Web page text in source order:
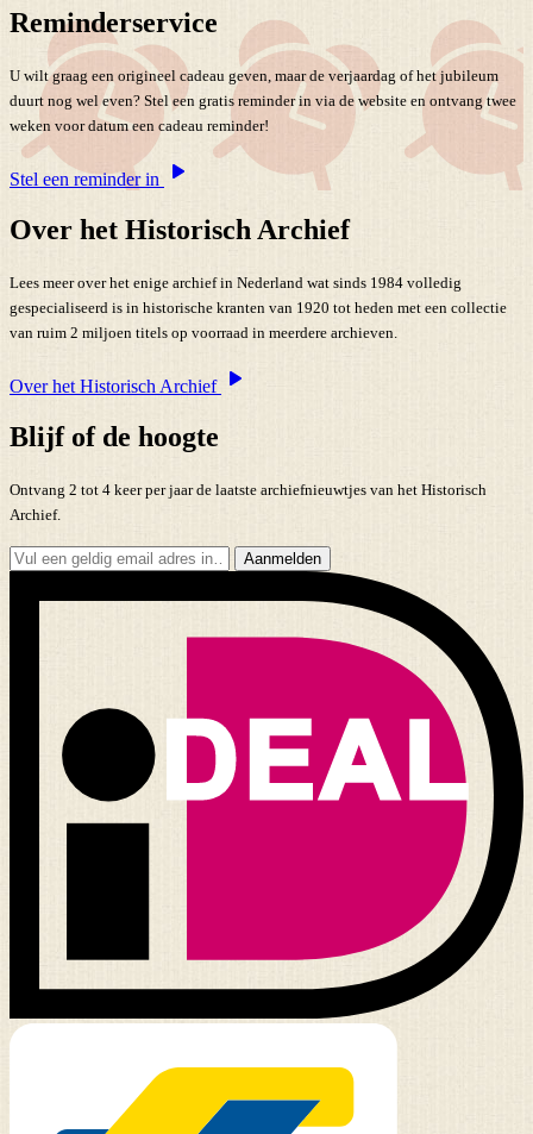
Reminderservice
U wilt graag een origineel cadeau geven, maar de verjaardag of het jubileum
duurt nog wel even? Stel een gratis reminder in via de website en ontvang twee
weken voor datum een cadeau reminder!
Stel een reminder in
Over het Historisch Archief
Lees meer over het enige archief in Nederland wat sinds 1984 volledig
gespecialiseerd is in historische kranten van 1920 tot heden met een collectie
van ruim 2 miljoen titels op voorraad in meerdere archieven.
Over het Historisch Archief
Blijf of de hoogte
Ontvang 2 tot 4 keer per jaar de laatste archiefnieuwtjes van het Historisch
Archief.
Aanmelden